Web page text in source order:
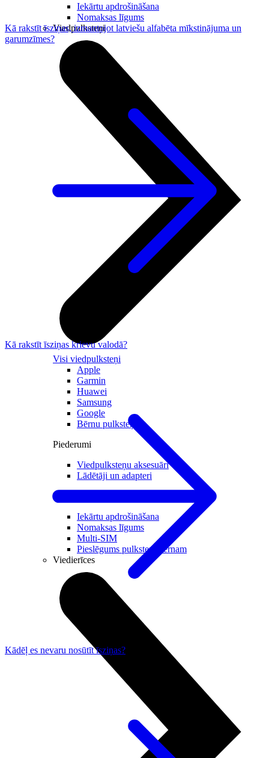
Iekārtu apdrošināšana
Nomaksas līgums
Viedpulksteņi
Visi viedpulksteņi
Apple
Garmin
Huawei
Samsung
Google
Bērnu pulksteņi
Piederumi
Viedpulksteņu aksesuāri
Lādētāji un adapteri
Noderīgi
Iekārtu apdrošināšana
Nomaksas līgums
Multi-SIM
Pieslēgums pulkstenī bērnam
Viedierīces
Kā rakstīt īsziņas, izmantojot latviešu alfabēta mīkstinājuma un
garumzīmes?
Kā rakstīt īsziņas krievu valodā?
Kādēļ es nevaru nosūtīt īsziņas?